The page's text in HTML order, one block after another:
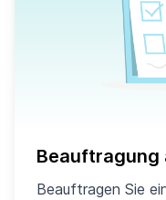
Beauftragung
Beauftragen Sie